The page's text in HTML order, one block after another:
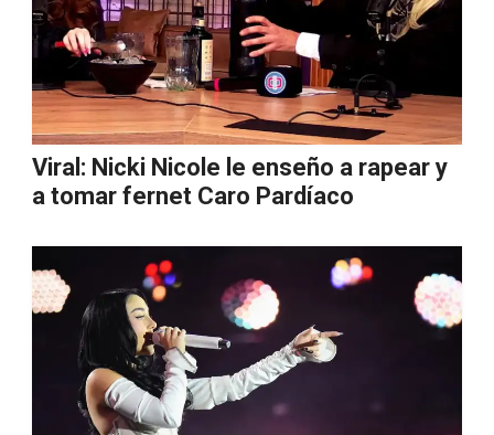
Viral: Nicki Nicole le enseño a rapear y
a tomar fernet Caro Pardíaco